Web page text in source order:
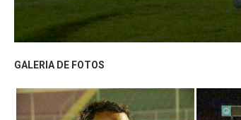
GALERIA DE FOTOS